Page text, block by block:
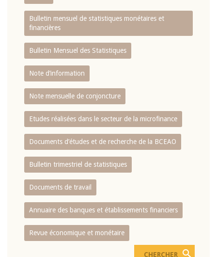
Bulletin mensuel de statistiques monétaires et
financières
Bulletin Mensuel des Statistiques
Note d’information
Note mensuelle de conjoncture
Etudes réalisées dans le secteur de la microfinance
Documents d’études et de recherche de la BCEAO
Bulletin trimestriel de statistiques
Documents de travail
Annuaire des banques et établissements financiers
Revue économique et monétaire